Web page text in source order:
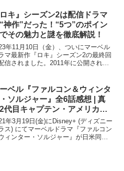
ロキ』シーズン2は配信ドラマ
神作”だった！“5つ”のポイン
でその魅力と謎を徹底解説！
年11月10日（金）、ついにマーベル
マ最新作『ロキ』シーズン2の最終回
信されました。2011年に公開された
旅路を歩んできた悪戯の神・ロキ。
も死...
ベル『ファルコン＆ウィンタ
ソルジャー』全6話感想 | 真
代目キャプテン・アメリカ爆
サムとバッキーの物語がつい
結！
年3月19日(金)にDisney+ (ディズニー
ス) にてマーベルドラマ『ファルコン
ィンター・ソルジャー』が日米同時